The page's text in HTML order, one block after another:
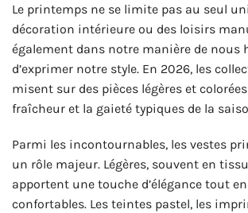
Le printemps ne se limite pas au seul
décoration intérieure ou des loisirs
également dans notre manière de nous
d’exprimer notre style. En 2026, les
misent sur des pièces légères et
fraîcheur et la gaieté typiques de la
Parmi les incontournables, les vestes
un rôle majeur. Légères, souvent en
apportent une touche d’élégance tout
confortables. Les teintes pastel, les